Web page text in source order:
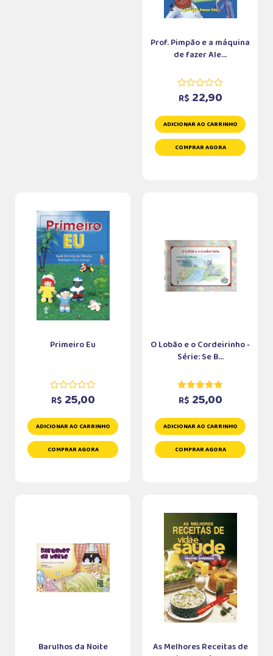
Prof. Pimpão e a máquina
de fazer Ale...
R$ 22,90
ADICIONAR AO CARRINHO
COMPRAR AGORA
Primeiro Eu
R$ 25,00
ADICIONAR AO CARRINHO
COMPRAR AGORA
O Lobão e o Cordeirinho -
Série: Se B...
R$ 25,00
ADICIONAR AO CARRINHO
COMPRAR AGORA
Barulhos da Noite
As Melhores Receitas de